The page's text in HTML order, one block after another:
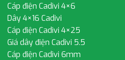
Cáp điện Cadivi 4×6
Dây 4×16 Cadivi
Cáp điện Cadivi 4×25
Giá dây điện Cadivi 5.5
Cáp điện Cadivi 6mm